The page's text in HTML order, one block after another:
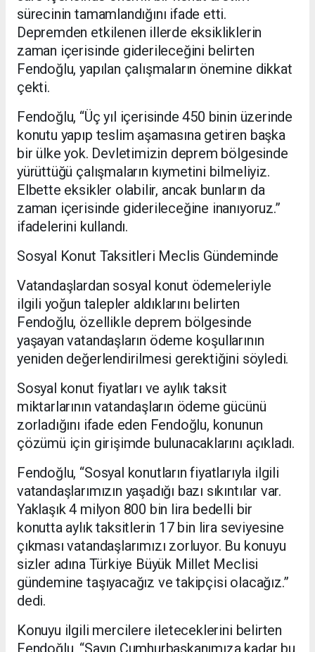
sürecinin tamamlandığını ifade etti.
Depremden etkilenen illerde eksikliklerin
zaman içerisinde giderileceğini belirten
Fendoğlu, yapılan çalışmaların önemine dikkat
çekti.
Fendoğlu, “Üç yıl içerisinde 450 binin üzerinde
konutu yapıp teslim aşamasına getiren başka
bir ülke yok. Devletimizin deprem bölgesinde
yürüttüğü çalışmaların kıymetini bilmeliyiz.
Elbette eksikler olabilir, ancak bunların da
zaman içerisinde giderileceğine inanıyoruz.”
ifadelerini kullandı.
Sosyal Konut Taksitleri Meclis Gündeminde
Vatandaşlardan sosyal konut ödemeleriyle
ilgili yoğun talepler aldıklarını belirten
Fendoğlu, özellikle deprem bölgesinde
yaşayan vatandaşların ödeme koşullarının
yeniden değerlendirilmesi gerektiğini söyledi.
Sosyal konut fiyatları ve aylık taksit
miktarlarının vatandaşların ödeme gücünü
zorladığını ifade eden Fendoğlu, konunun
çözümü için girişimde bulunacaklarını açıkladı.
Fendoğlu, “Sosyal konutların fiyatlarıyla ilgili
vatandaşlarımızın yaşadığı bazı sıkıntılar var.
Yaklaşık 4 milyon 800 bin lira bedelli bir
konutta aylık taksitlerin 17 bin lira seviyesine
çıkması vatandaşlarımızı zorluyor. Bu konuyu
sizler adına Türkiye Büyük Millet Meclisi
gündemine taşıyacağız ve takipçisi olacağız.”
dedi.
Konuyu ilgili mercilere ileteceklerini belirten
Fendoğlu, “Sayın Cumhurbaşkanımıza kadar bu